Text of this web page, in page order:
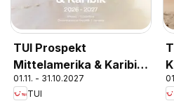
TUI Prospekt
Mittelamerika & Karibik
2026/27
01.11. - 31.10.2027
TUI